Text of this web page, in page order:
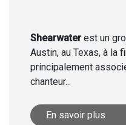
Shearwaterest un
Austin, au Texas, à la
principalement
chanteur...
En savoir plus